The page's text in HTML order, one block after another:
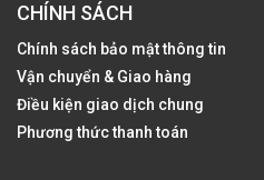
CHÍNH SÁCH
Chính sách bảo mật thông tin
Vận chuyển & Giao hàng
Điều kiện giao dịch chung
Phương thức thanh toán